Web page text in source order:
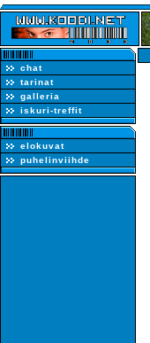
chat
tarinat
galleria
iskuri-treffit
elokuvat
puhelinviihde